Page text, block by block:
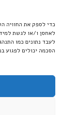
כדי לספק את החוויה
לאחסן ו/או לגשת
לעבד נתונים כמו
הסכמה יכולים לפגוע
כפריוויו, אלא
קרא עוד ←
בקרו אותנו גם